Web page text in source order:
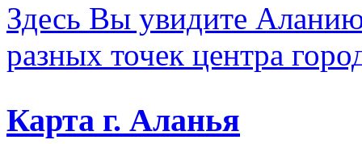
Здесь Вы увидите
разных точек центра
Карта г. Аланья